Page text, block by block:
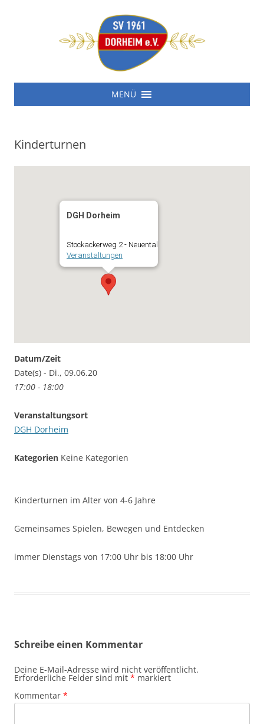
SV 1961 Dorheim e.V.
Zum
MENÜ
Kinderturnen
DGH Dorheim
Stockackerweg 2 - Neuental
Veranstaltungen
Datum/Zeit
Date(s) - Di., 09.06.20
17:00 - 18:00
Veranstaltungsort
DGH Dorheim
Kategorien Keine Kategorien
Kinderturnen im Alter von 4-6 Jahre
Gemeinsames Spielen, Bewegen und Entdecken
immer Dienstags von 17:00 Uhr bis 18:00 Uhr
Schreibe einen Kommentar
Deine E-Mail-Adresse wird nicht veröffentlicht.
Erforderliche Felder sind mit * markiert
Kommentar *